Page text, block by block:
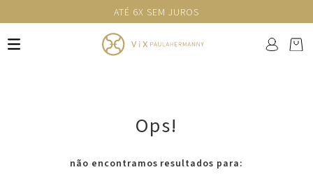
ATÉ 6X SEM JUROS
Ops!
não encontramos resultados para: